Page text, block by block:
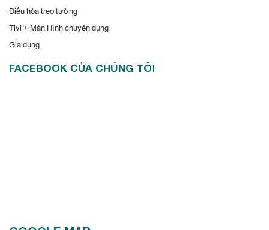
Điều hòa treo tường
Tivi + Màn Hình chuyên dụng
Gia dụng
FACEBOOK CỦA CHÚNG TÔI